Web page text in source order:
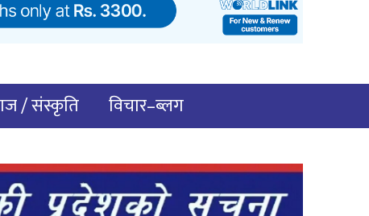
/ संस्कृति
विचार–ब्लग